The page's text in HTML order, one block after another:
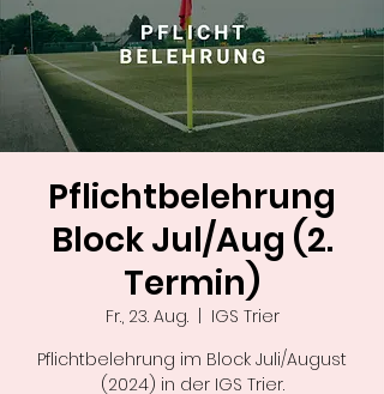
Pflichtbelehrung
Block Jul/Aug (2.
Termin)
Fr., 23. Aug.
  |
IGS Trier
Pflichtbelehrung im Block Juli/August
(2024) in der IGS Trier.